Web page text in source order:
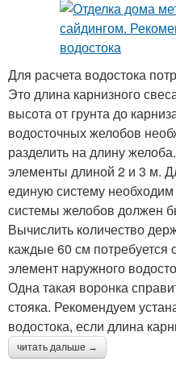
Для расчета водостока
Это длина карнизного
высота от грунта до
водосточных желобов
разделить на длину
элементы длиной 2 и 3 м.
единую систему
системы желобов должен
Вычислить количество
каждые 60 см
элемент наружного
Одна такая воронка
стояка. Рекомендуем
водостока, если длина
читать дальше →